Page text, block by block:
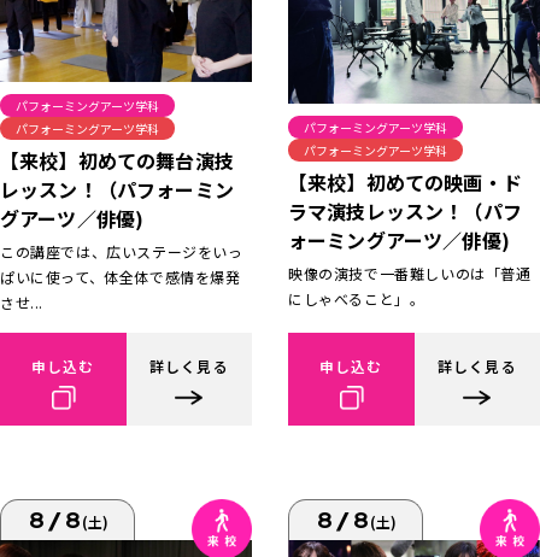
パフォーミングアーツ学科
パフォーミングアーツ学科
【来校】初めての舞台演技
レッスン！（パフォーミン
グアーツ／俳優)
この講座では、広いステージをいっ
ぱいに使って、体全体で感情を爆発
させ...
申し込む 詳しく見る
パフォーミングアーツ学科
パフォーミングアーツ学科
【来校】初めての映画・ド
ラマ演技レッスン！（パフ
ォーミングアーツ／俳優)
映像の演技で一番難しいのは「普通
にしゃべること」。
申し込む 詳しく見る
8/8(土) 8/8(土)